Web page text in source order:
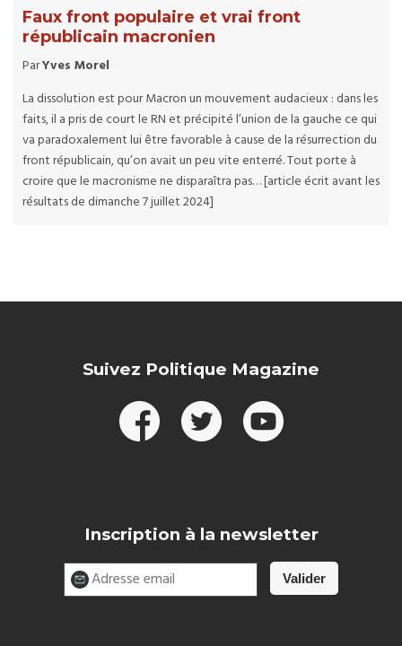
Faux front populaire et vrai front
républicain macronien
ParYves Morel
La dissolution est pour Macron un mouvement audacieux : dans les
faits, il a pris de court le RN et précipité l’union de la gauche ce qui
va paradoxalement lui être favorable à cause de la résurrection du
front républicain, qu’on avait un peu vite enterré. Tout porte à
croire que le macronisme ne disparaîtra pas… [article écrit avant les
résultats de dimanche 7 juillet 2024]
Suivez Politique Magazine
Inscription à la newsletter